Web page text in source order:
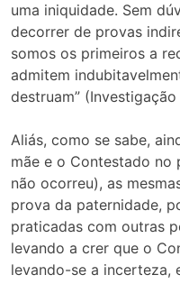
uma iniquidade. Sem
decorrer de provas
somos os primeiros a
admitem
destruam”
Aliás, como se sabe,
mãe e o Contestado
não ocorreu), as
prova da paternidade,
praticadas com outras
levando a crer que o
levando-se a incerteza,